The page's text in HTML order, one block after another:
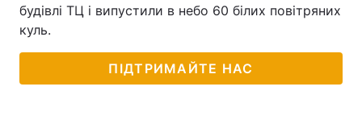
будівлі ТЦ і випустили в небо 60 білих повітряних
куль.
ПІДТРИМАЙТЕ НАС